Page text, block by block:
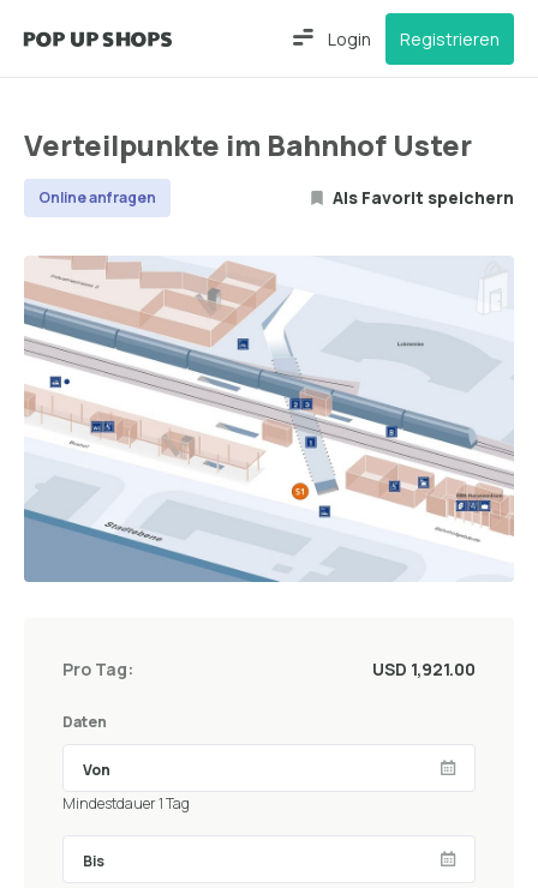
Login Registrieren
Verteilpunkte im Bahnhof Uster
Online anfragen Als Favorit speichern
Pro Tag: USD 1,921.00
Daten
Mindestdauer 1 Tag